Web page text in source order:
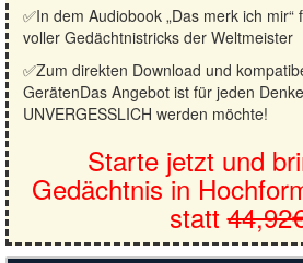
✅In dem Audiobook „Das merk ich
voller Gedächtnistricks der Weltmeister
✅Zum direkten Download und
GerätenDas Angebot ist für jeden
UNVERGESSLICH werden möchte!
Starte jetzt und
Gedächtnis in
statt